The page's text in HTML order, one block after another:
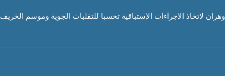
لاتخاذ الاجراءات الإستباقية تحسبا للتقلبات الجوية وموسم الخريف